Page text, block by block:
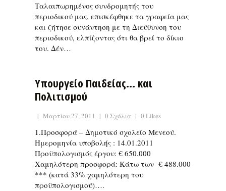
Ταλαιπωρημένος συνδρομητής του
περιοδικού μας, επισκέφθηκε τα γραφεία μας
και ζήτησε συνάντηση με τη Διεύθυνση του
περιοδικού, ελπίζοντας ότι θα βρεί το δίκιο
του. Δέν…
Υπουργείο Παιδείας… και
Πολιτισμού
| Μαρτίου 27, 2011 | 0 Σχόλια | 0 Likes
1.Προσφορά – Δημοτικό σχολείο Μενεού.
Ημερομηνία υποβολής : 14.01.2011
Προϋπολογισμός έργου: € 650.000
Χαμηλότερη προσφορά: Κάτω των € 488.000
*** (κατά 33% χαμηλότερη του
προϋπολογισμού)….